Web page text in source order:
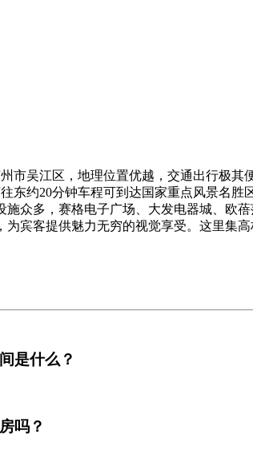
市吴江区，地理位置优越，交通出行极
约20分钟车程可到达国家重点风景名
众多，赛格电子广场、大发电器城、欧
客提供魅力无穷的视觉享受。这里集
是什么？
吗？